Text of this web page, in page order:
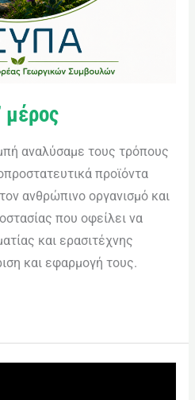
μέρος
αναλύσαμε τους τρόπους
προϊόντα
ανθρώπινο οργανισμό και
που οφείλει να
και ερασιτέχνης
και εφαρμογή τους.